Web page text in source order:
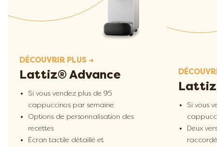
Pas de nettoyage nécessaire.
100 % hygiénique.
Notre service d'assistance est
entière disposition pour vous
DÉCOUVRIR PLUS →
Lattiz® Advance
Si vous vendez plus de 95
cappuccinos par semaine
Options de personnalisation des
recettes
Écran tactile détaillé et
Si vous
Deux